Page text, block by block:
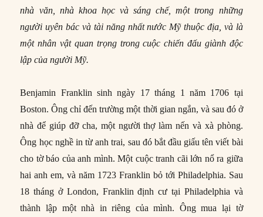
nhà văn, nhà khoa học và sáng chế, một trong những
người uyên bác và tài năng nhất nước Mỹ thuộc địa, và là
một nhân vật quan trọng trong cuộc chiến đấu giành độc
lập của người Mỹ.
Benjamin Franklin sinh ngày 17 tháng 1 năm 1706 tại
Boston. Ông chỉ đến trường một thời gian ngắn, và sau đó ở
nhà để giúp đỡ cha, một người thợ làm nến và xà phòng.
Ông học nghề in từ anh trai, sau đó bắt đầu giấu tên viết bài
cho tờ báo của anh mình. Một cuộc tranh cãi lớn nổ ra giữa
hai anh em, và năm 1723 Franklin bỏ tới Philadelphia. Sau
18 tháng ở London, Franklin định cư tại Philadelphia và
thành lập một nhà in riêng của mình. Ông mua lại tờ